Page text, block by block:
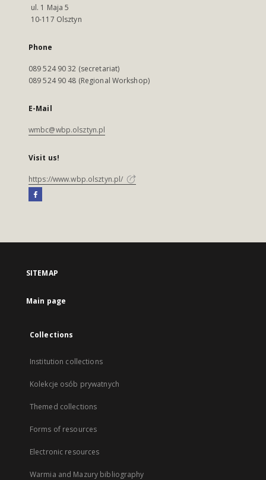
ul. 1 Maja 5
10-117 Olsztyn
Phone
089 524 90 32 (secretariat)
089 524 90 48 (Regional Workshop)
E-Mail
wmbc@wbp.olsztyn.pl
Visit us!
https://www.wbp.olsztyn.pl/
SITEMAP
Main page
Collections
Institution collections
Kolekcje osób prywatnych
Themed collections
Forms of resources
Electronic resources
Warmia and Mazury bibliography